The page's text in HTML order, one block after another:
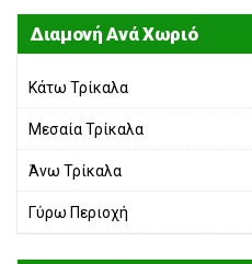
Διαμονή Ανά Χωριό
Κάτω Τρίκαλα
Μεσαία Τρίκαλα
Άνω Τρίκαλα
Γύρω Περιοχή